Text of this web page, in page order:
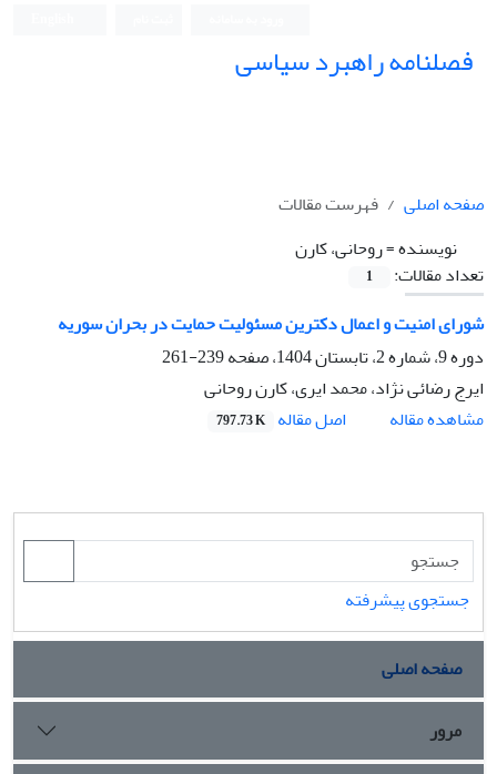
فصلنامه راهبرد سیاسی
صفحه اصلی
فهرست مقالات
نویسنده =روحانی، کارن
تعداد مقالات:
1
شورای امنیت و اعمال دکترین مسئولیت حمایت در بحران سوریه
دوره 9، شماره 2، تابستان 1404، صفحه
239-261
ایرج رضائی نژاد، محمد ایری، کارن روحانی
مشاهده مقاله
اصل مقاله 797.73 K
جستجوی پیشرفته
صفحه اصلی
مرور